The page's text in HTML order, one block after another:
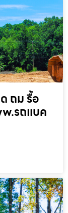
ถม รื้อ
รถแบค